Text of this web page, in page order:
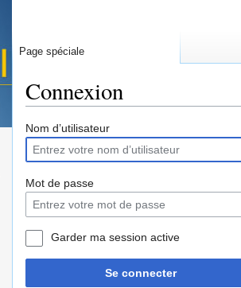
Connexion
Nom d’utilisateur
Mot de passe
Garder ma session active
Se connecter
Page spéciale